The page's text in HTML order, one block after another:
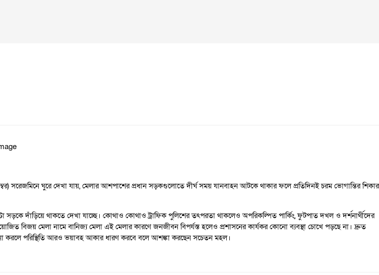
সরেজমিনে ঘুরে দেখা যায়, মেলার আশপাশের প্রধান সড়কগুলোতে দীর্ঘ সময় যানবাহন আটকে থাকার ফলে প্রতিদিনই চরম ভোগান্তির শিকার
সড়কে দাঁড়িয়ে থাকতে দেখা যাচ্ছে। কোথাও কোথাও ট্রাফিক পুলিশের তৎপরতা থাকলেও অপরিকল্পিত পার্কিং, ফুটপাত দখল ও দর্শনার্থীদের
বিজয় মেলা নামে বানিজ্য মেলা এই মেলার কারণে জনজীবন বিপর্যস্ত হলেও প্রশাসনের কার্যকর কোনো ব্যবস্থা চোখে পড়ছে না। দ্রুত
না করলে পরিস্থিতি আরও ভয়াবহ আকার ধারণ করবে বলে আশঙ্কা করছেন সচেতন মহল।